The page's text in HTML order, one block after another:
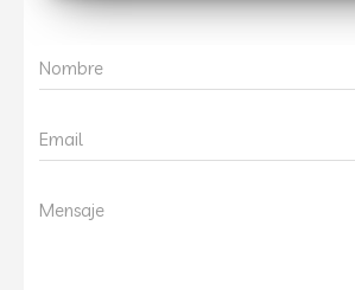
Nombre
Email
Mensaje